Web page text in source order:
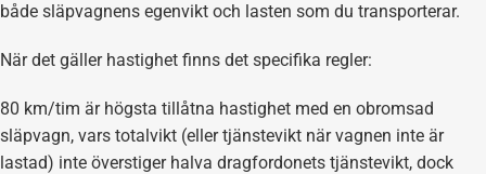
både släpvagnens egenvikt och lasten som du transporterar.
När det gäller hastighet finns det specifika regler:
80 km/tim är högsta tillåtna hastighet med en obromsad
släpvagn, vars totalvikt (eller tjänstevikt när vagnen inte är
lastad) inte överstiger halva dragfordonets tjänstevikt, dock